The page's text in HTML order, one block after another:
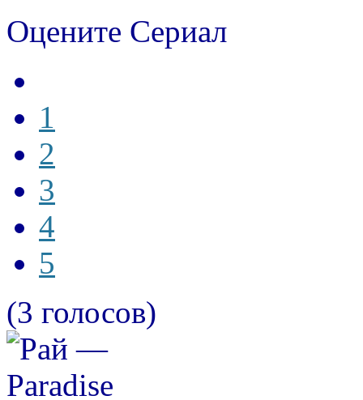
Оцените Сериал
1
2
3
4
5
(3 голосов)